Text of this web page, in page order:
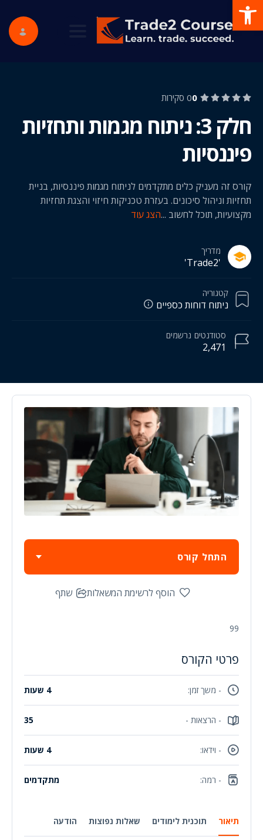
navigation
00 סקירות
חלק 3: ניתוח מגמות ותחזיות
פיננסיות
קורס זה מעניק כלים מתקדמים לניתוח מגמות פיננסיות, בניית
תחזיות וניהול סיכונים. בעזרת טכניקות חיזוי והצגת תחזיות
מקצועיות, תוכל לחשוב ...הצג עוד
מדריך
'Trade2'
קטגוריה
ניתוח דוחות כספיים
2,471
סטודנטים נרשמים
תיאור תוכנית לימודים שאלות נפוצות הודעה
התחל קורס
הוסף לרשימת המשאלות שתף
99
פרטי הקורס
- משך זמן: 4 שעות
- הרצאות - 35
- וידאו: 4 שעות
- רמה: מתקדמים